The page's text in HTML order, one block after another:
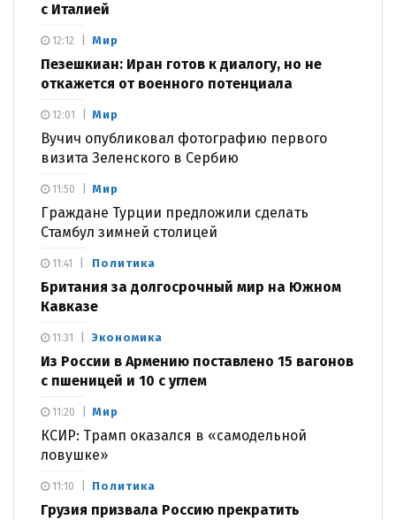
с Италией
Мир
Пезешкиан: Иран готов к диалогу, но не
откажется от военного потенциала
12:12
Мир
Вучич опубликовал фотографию первого
визита Зеленского в Сербию
12:01
Мир
Граждане Турции предложили сделать
Стамбул зимней столицей
11:50
Политика
Британия за долгосрочный мир на Южном
Кавказе
11:41
Экономика
Из России в Армению поставлено 15 вагонов
с пшеницей и 10 с углем
11:31
Мир
КСИР: Трамп оказался в «самодельной
ловушке»
11:20
Политика
Грузия призвала Россию прекратить
11:10